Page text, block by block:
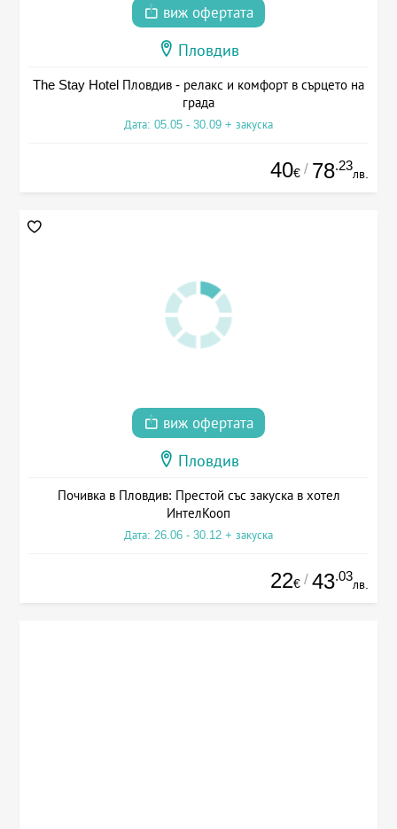
виж офертата
Пловдив
The Stay Hotel Пловдив - релакс и комфорт в сърцето на
града
Дата: 05.05 - 30.09 + закуска
40€ / 78.23
лв.
виж офертата
Пловдив
Почивка в Пловдив: Престой със закуска в хотел
ИнтелКооп
Дата: 26.06 - 30.12 + закуска
22€ / 43.03
лв.